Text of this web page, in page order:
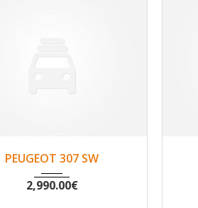
2002 Non 194333
PEUGEOT 307 SW
2,990.00€